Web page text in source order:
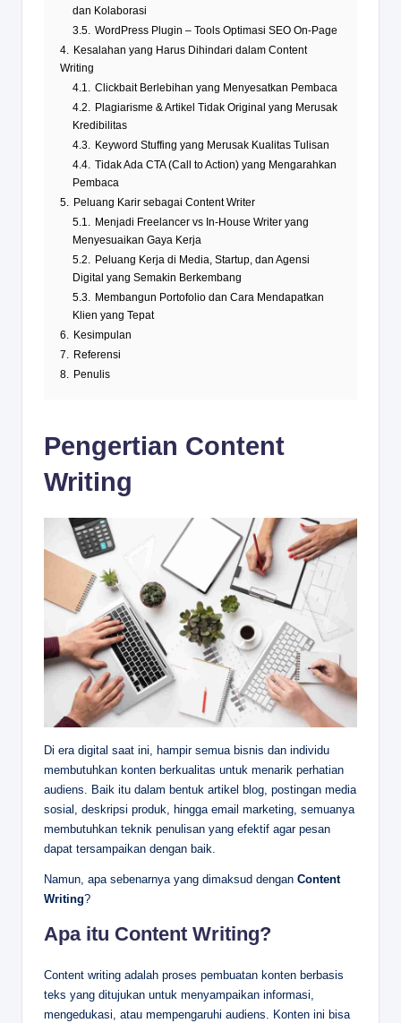
dan Kolaborasi
3.5.
WordPress Plugin – Tools Optimasi SEO On-Page
4.
Kesalahan yang Harus Dihindari dalam Content
Writing
4.1.
Clickbait Berlebihan yang Menyesatkan Pembaca
4.2.
Plagiarisme & Artikel Tidak Original yang Merusak
Kredibilitas
4.3.
Keyword Stuffing yang Merusak Kualitas Tulisan
4.4.
Tidak Ada CTA (Call to Action) yang Mengarahkan
Pembaca
5.
Peluang Karir sebagai Content Writer
5.1.
Menjadi Freelancer vs In-House Writer yang
Menyesuaikan Gaya Kerja
5.2.
Peluang Kerja di Media, Startup, dan Agensi
Digital yang Semakin Berkembang
5.3.
Membangun Portofolio dan Cara Mendapatkan
Klien yang Tepat
6.
Kesimpulan
7.
Referensi
8.
Penulis
Pengertian Content
Writing
Di era digital saat ini, hampir semua bisnis dan individu
membutuhkan konten berkualitas untuk menarik perhatian
audiens. Baik itu dalam bentuk artikel blog, postingan media
sosial, deskripsi produk, hingga email marketing, semuanya
membutuhkan teknik penulisan yang efektif agar pesan
dapat tersampaikan dengan baik.
Namun, apa sebenarnya yang dimaksud dengan Content
Writing?
Apa itu Content Writing?
Content writing adalah proses pembuatan konten berbasis
teks yang ditujukan untuk menyampaikan informasi,
mengedukasi, atau mempengaruhi audiens. Konten ini bisa